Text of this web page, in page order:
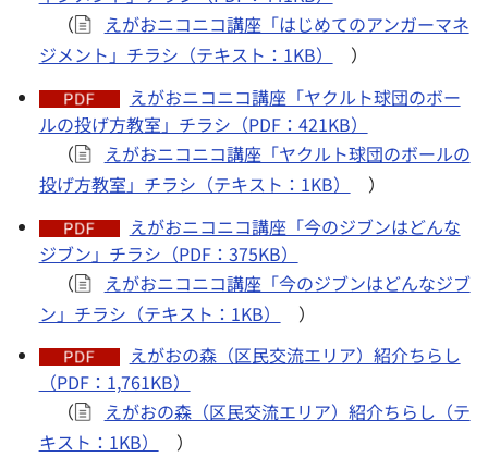
（
えがおニコニコ講座「はじめてのアンガーマネ
ジメント」チラシ（テキスト：1KB）
）
えがおニコニコ講座「ヤクルト球団のボー
ルの投げ方教室」チラシ（PDF：421KB）
（
えがおニコニコ講座「ヤクルト球団のボールの
投げ方教室」チラシ（テキスト：1KB）
）
えがおニコニコ講座「今のジブンはどんな
ジブン」チラシ（PDF：375KB）
（
えがおニコニコ講座「今のジブンはどんなジブ
ン」チラシ（テキスト：1KB）
）
えがおの森（区民交流エリア）紹介ちらし
（PDF：1,761KB）
（
えがおの森（区民交流エリア）紹介ちらし（テ
キスト：1KB）
）